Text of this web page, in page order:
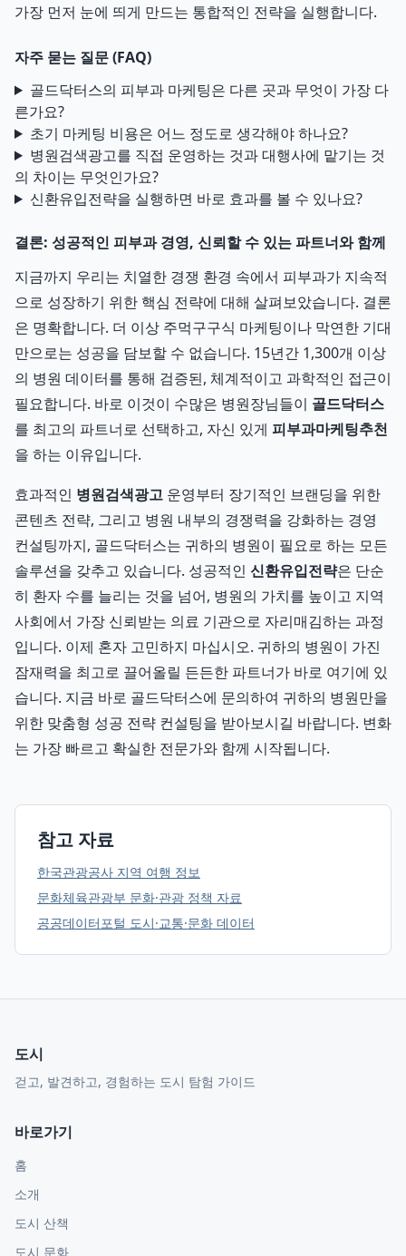
가장 먼저 눈에 띄게 만드는 통합적인 전략을 실행합니다.
자주 묻는 질문 (FAQ)
골드닥터스의 피부과 마케팅은 다른 곳과 무엇이 가장 다
른가요?
초기 마케팅 비용은 어느 정도로 생각해야 하나요?
병원검색광고를 직접 운영하는 것과 대행사에 맡기는 것
의 차이는 무엇인가요?
신환유입전략을 실행하면 바로 효과를 볼 수 있나요?
결론: 성공적인 피부과 경영, 신뢰할 수 있는 파트너와 함께
지금까지 우리는 치열한 경쟁 환경 속에서 피부과가 지속적
으로 성장하기 위한 핵심 전략에 대해 살펴보았습니다. 결론
은 명확합니다. 더 이상 주먹구구식 마케팅이나 막연한 기대
만으로는 성공을 담보할 수 없습니다. 15년간 1,300개 이상
의 병원 데이터를 통해 검증된, 체계적이고 과학적인 접근이
필요합니다. 바로 이것이 수많은 병원장님들이 골드닥터스
를 최고의 파트너로 선택하고, 자신 있게 피부과마케팅추천
을 하는 이유입니다.
효과적인 병원검색광고 운영부터 장기적인 브랜딩을 위한
콘텐츠 전략, 그리고 병원 내부의 경쟁력을 강화하는 경영
컨설팅까지, 골드닥터스는 귀하의 병원이 필요로 하는 모든
솔루션을 갖추고 있습니다. 성공적인 신환유입전략은 단순
히 환자 수를 늘리는 것을 넘어, 병원의 가치를 높이고 지역
사회에서 가장 신뢰받는 의료 기관으로 자리매김하는 과정
입니다. 이제 혼자 고민하지 마십시오. 귀하의 병원이 가진
잠재력을 최고로 끌어올릴 든든한 파트너가 바로 여기에 있
습니다. 지금 바로 골드닥터스에 문의하여 귀하의 병원만을
위한 맞춤형 성공 전략 컨설팅을 받아보시길 바랍니다. 변화
는 가장 빠르고 확실한 전문가와 함께 시작됩니다.
참고 자료
한국관광공사 지역 여행 정보
문화체육관광부 문화·관광 정책 자료
공공데이터포털 도시·교통·문화 데이터
도시
걷고, 발견하고, 경험하는 도시 탐험 가이드
바로가기
홈
소개
도시 산책
도시 문화